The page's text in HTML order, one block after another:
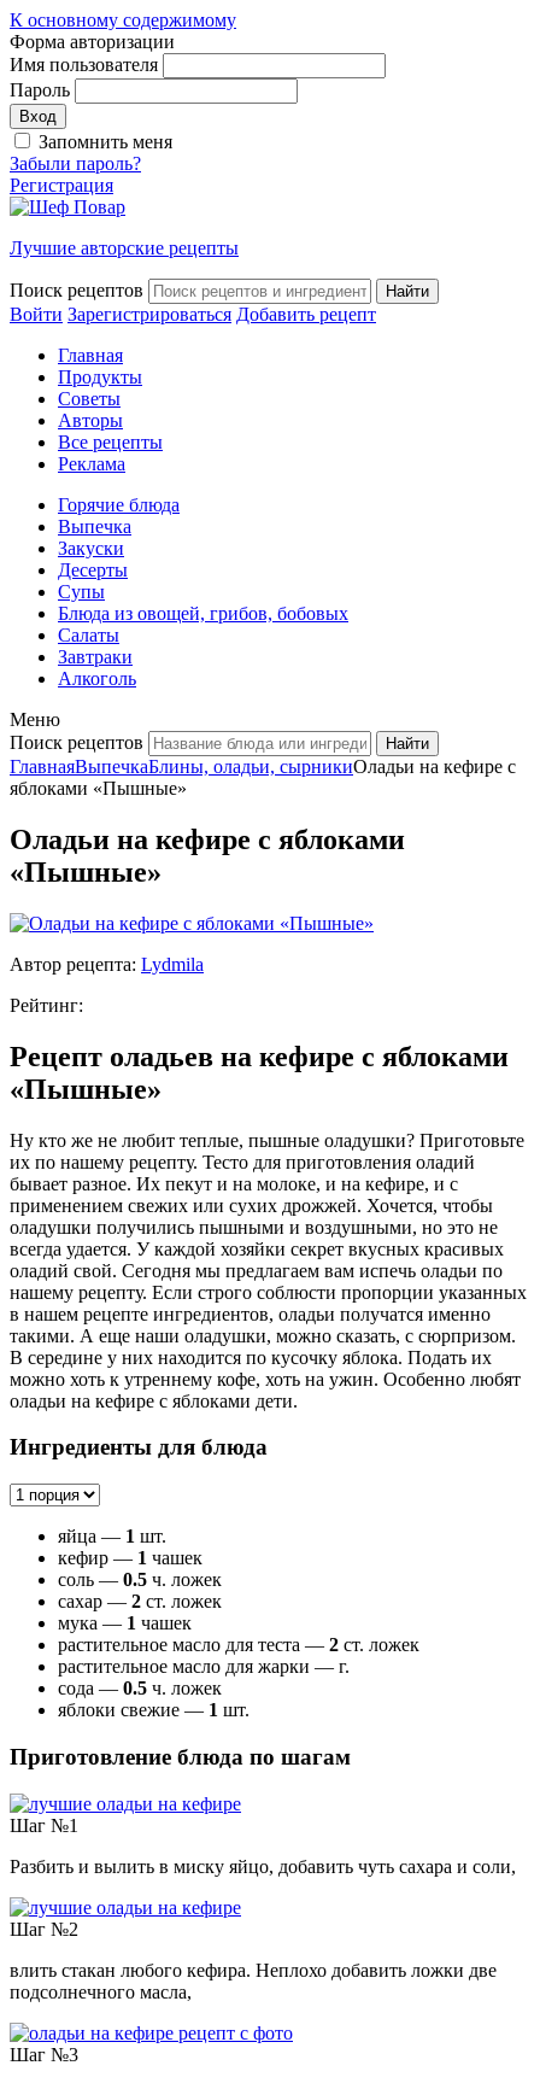
К основному содержимому
Форма авторизации
Имя пользователя
Пароль
Запомнить меня
Забыли пароль?
Регистрация
Лучшие авторские рецепты
Поиск рецептов
Войти Зарегистрироваться Добавить рецепт
Главная
Продукты
Советы
Авторы
Все рецепты
Реклама
Горячие блюда
Выпечка
Закуски
Десерты
Супы
Блюда из овощей, грибов, бобовых
Салаты
Завтраки
Алкоголь
Меню
Поиск рецептов
ГлавнаяВыпечкаБлины, оладьи, сырникиОладьи на кефире с
яблоками «Пышные»
Оладьи на кефире с яблоками
«Пышные»
Автор рецепта: Lydmila
Рейтинг:
Рецепт оладьев на кефире с яблоками
«Пышные»
Ну кто же не любит теплые, пышные оладушки? Приготовьте
их по нашему рецепту. Тесто для приготовления оладий
бывает разное. Их пекут и на молоке, и на кефире, и с
применением свежих или сухих дрожжей. Хочется, чтобы
оладушки получились пышными и воздушными, но это не
всегда удается. У каждой хозяйки секрет вкусных красивых
оладий свой. Сегодня мы предлагаем вам испечь оладьи по
нашему рецепту. Если строго соблюсти пропорции указанных
в нашем рецепте ингредиентов, оладьи получатся именно
такими. А еще наши оладушки, можно сказать, с сюрпризом.
В середине у них находится по кусочку яблока. Подать их
можно хоть к утреннему кофе, хоть на ужин. Особенно любят
оладьи на кефире с яблоками дети.
Ингредиенты для блюда
яйца — 1 шт.
кефир — 1 чашек
соль — 0.5 ч. ложек
сахар — 2 ст. ложек
мука — 1 чашек
растительное масло для теста — 2 ст. ложек
растительное масло для жарки — г.
сода — 0.5 ч. ложек
яблоки свежие — 1 шт.
Приготовление блюда по шагам
Шаг №1
Разбить и вылить в миску яйцо, добавить чуть сахара и соли,
Шаг №2
влить стакан любого кефира. Неплохо добавить ложки две
подсолнечного масла,
Шаг №3